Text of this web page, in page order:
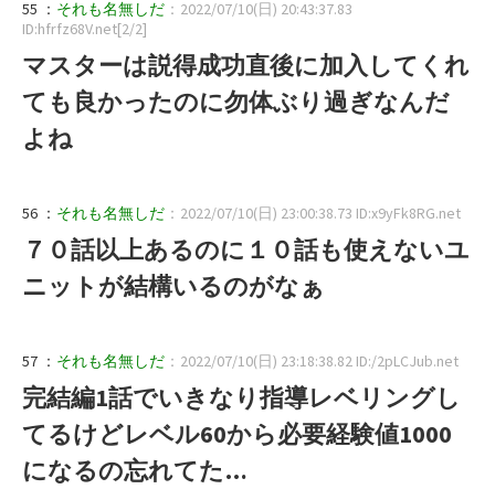
55 ： それも名無しだ ：2022/07/10(日) 20:43:37.83
ID:hfrfz68V.net[2/2]
マスターは説得成功直後に加入してくれ
ても良かったのに勿体ぶり過ぎなんだ
よね
56 ： それも名無しだ ：2022/07/10(日) 23:00:38.73 ID:x9yFk8RG.net
７０話以上あるのに１０話も使えないユ
ニットが結構いるのがなぁ
57 ： それも名無しだ ：2022/07/10(日) 23:18:38.82 ID:/2pLCJub.net
完結編1話でいきなり指導レベリングし
てるけどレベル60から必要経験値1000
になるの忘れてた…